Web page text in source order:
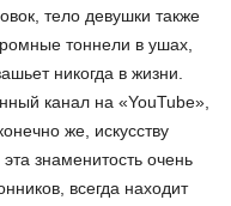
тело девушки также
тоннели в ушах,
никогда в жизни.
канал на «YouTube»,
же, искусству
знаменитость очень
всегда находит